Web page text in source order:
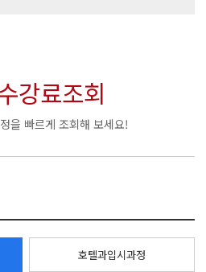
강료조회
을 빠르게 조회해 보세요!
호텔과입시과정